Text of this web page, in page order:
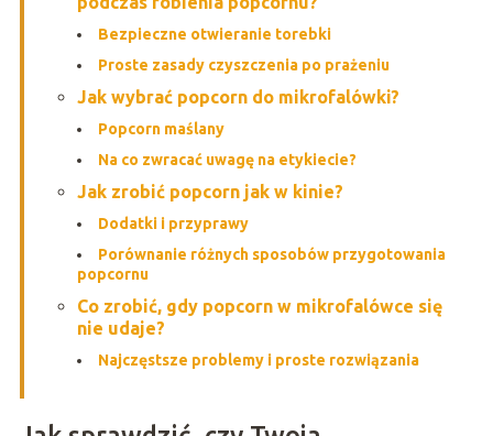
Bezpieczne otwieranie torebki
Proste zasady czyszczenia po prażeniu
Jak wybrać popcorn do mikrofalówki?
Popcorn maślany
Na co zwracać uwagę na etykiecie?
Jak zrobić popcorn jak w kinie?
Dodatki i przyprawy
Porównanie różnych sposobów przygotowania
popcornu
Co zrobić, gdy popcorn w mikrofalówce się
nie udaje?
Najczęstsze problemy i proste rozwiązania